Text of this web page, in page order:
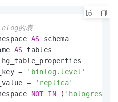
的表
AS schema
AS
=
'binlog.level'
=
'replica'
NOT IN ( 'hologres'